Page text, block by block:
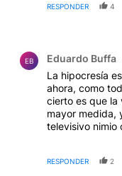
RESPONDER 4
EB Eduardo Buffa
La hipocresía
ahora, como
cierto es que la
mayor medida,
televisivo nimio
TV, lleva a
intelectual:
RESPONDER 2